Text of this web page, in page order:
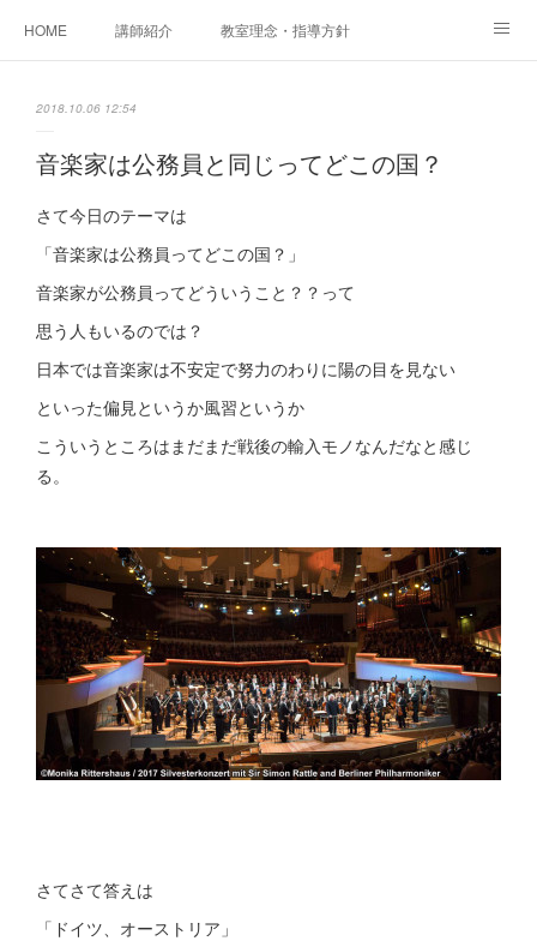
HOME 講師紹介 教室理念・指導方針
ご相談・体験レッスンお申し込み
2018.10.06 12:54
音楽家は公務員と同じってどこの国？
さて今日のテーマは
「音楽家は公務員ってどこの国？」
音楽家が公務員ってどういうこと？？って
思う人もいるのでは？
日本では音楽家は不安定で努力のわりに陽の目を見ない
といった偏見というか風習というか
こういうところはまだまだ戦後の輸入モノなんだなと感じ
る。
さてさて答えは
「ドイツ、オーストリア」